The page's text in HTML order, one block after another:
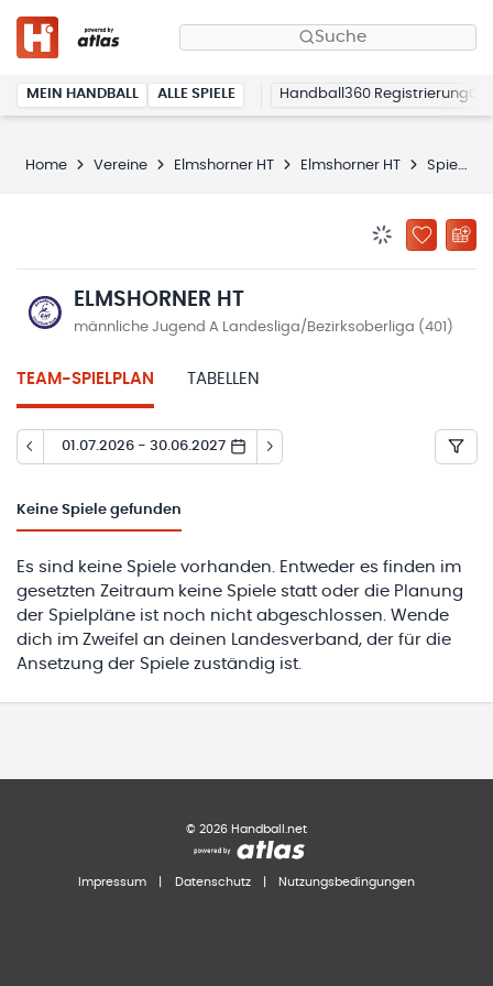
Suche
MEIN HANDBALL ALLE SPIELE Handball360 Registrierung
Home Vereine Elmshorner HT Elmshorner HT Spielplan
ZU
ELMSHORNER HT
männliche Jugend A Landesliga/Bezirksoberliga (401)
TEAM-SPIELPLAN TABELLEN
01.07.2026 - 30.06.2027
Keine Spiele gefunden
Es sind keine Spiele vorhanden. Entweder es finden im
gesetzten Zeitraum keine Spiele statt oder die Planung
der Spielpläne ist noch nicht abgeschlossen. Wende
dich im Zweifel an deinen Landesverband, der für die
Ansetzung der Spiele zuständig ist.
© 2026 Handball.net
Impressum Datenschutz Nutzungsbedingungen